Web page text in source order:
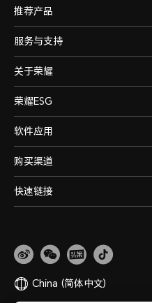
推荐产品
服务与支持
关于荣耀
荣耀ESG
软件应用
购买渠道
快速链接
China (简体中文)